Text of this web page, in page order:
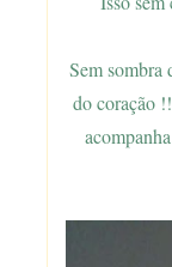
Sem sombra
do coração